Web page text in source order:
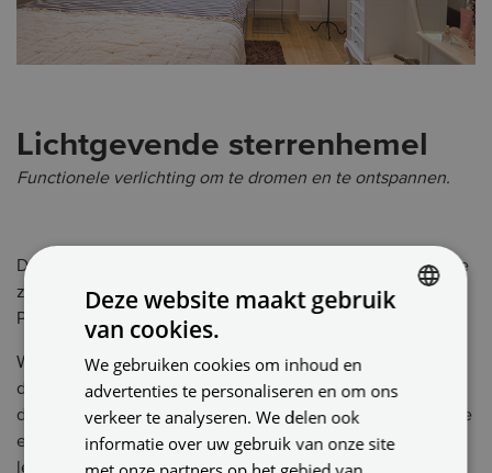
Lichtgevende sterrenhemel
Functionele verlichting om te dromen en te ontspannen.
Douchen in het maanlicht. Slapen en ontspannen onder de
zachte gloed van de sterren. Wat kan er nog mooier zijn?
Plameco maakt het mogelijk.
Wil je een heel bijzonder lichteffect op het plafond? Kies
dan voor sterspots! Dit zijn kleine inbouwspots met een
diameter van 5 cm. In de juiste opstelling creëer je hiermee
een echte sterrenhemel. De spotjes geven echt licht en
leggen een subtiel accent op je plafond.
Deze website maakt gebruik
van cookies.
We gebruiken cookies om inhoud en
advertenties te personaliseren en om ons
verkeer te analyseren. We delen ook
informatie over uw gebruik van onze site